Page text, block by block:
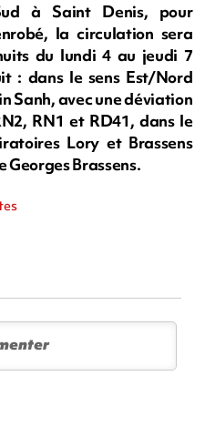
à Saint Denis, pour
la circulation sera
du lundi 4 au jeudi 7
: dans le sens Est/Nord
Sanh, avec une déviation
RN1 et RD41, dans le
Lory et Brassens
Georges Brassens.